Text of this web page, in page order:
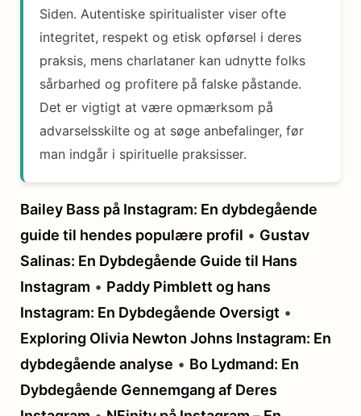
Siden. Autentiske spiritualister viser ofte
integritet, respekt og etisk opførsel i deres
praksis, mens charlataner kan udnytte folks
sårbarhed og profitere på falske påstande.
Det er vigtigt at være opmærksom på
advarselsskilte og at søge anbefalinger, før
man indgår i spirituelle praksisser.
Bailey Bass på Instagram: En dybdegående
guide til hendes populære profil • Gustav
Salinas: En Dybdegående Guide til Hans
Instagram • Paddy Pimblett og hans
Instagram: En Dybdegående Oversigt •
Exploring Olivia Newton Johns Instagram: En
dybdegående analyse • Bo Lydmand: En
Dybdegående Gennemgang af Deres